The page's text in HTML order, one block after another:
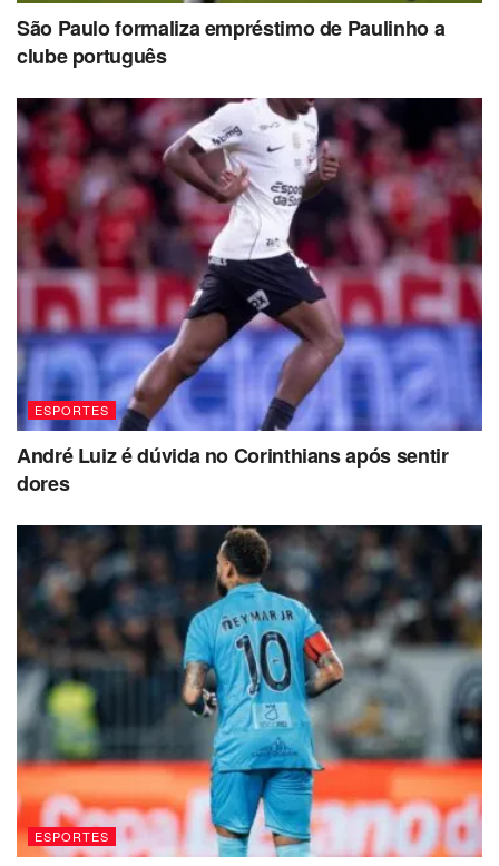
São Paulo formaliza empréstimo de Paulinho a
clube português
ESPORTES
André Luiz é dúvida no Corinthians após sentir
dores
ESPORTES